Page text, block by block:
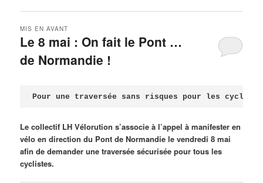
Le 8 mai : On fait le Pont …
de Normandie !
MIS EN AVANT
Pour une traversée sans risques pour les
Le collectif LH Vélorution s’associe à l’appel à manifester en
vélo en direction du Pont de Normandie le vendredi 8 mai
afin de demander une traversée sécurisée pour tous les
cyclistes.